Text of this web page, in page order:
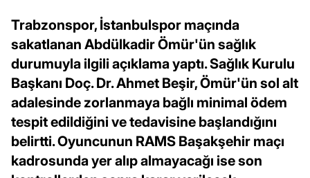
Trabzonspor, İstanbulspor maçında
sakatlanan Abdülkadir Ömür'ün sağlık
durumuyla ilgili açıklama yaptı. Sağlık Kurulu
Başkanı Doç. Dr. Ahmet Beşir, Ömür'ün sol alt
adalesinde zorlanmaya bağlı minimal ödem
tespit edildiğini ve tedavisine başlandığını
belirtti. Oyuncunun RAMS Başakşehir maçı
kadrosunda yer alıp almayacağı ise son